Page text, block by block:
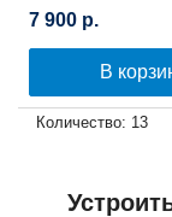
7 900 р.
В
Количество: 13